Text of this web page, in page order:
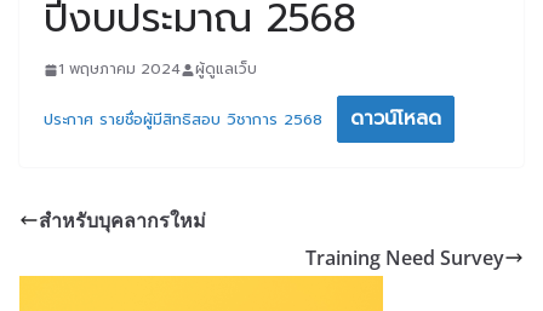
ปีงบประมาณ 2568
1 พฤษภาคม 2024 ผู้ดูแลเว็บ
ประกาศ รายชื่อผู้มีสิทธิสอบ วิชาการ 2568 ดาวน์โหลด
สำหรับบุคลากรใหม่
Training Need Survey